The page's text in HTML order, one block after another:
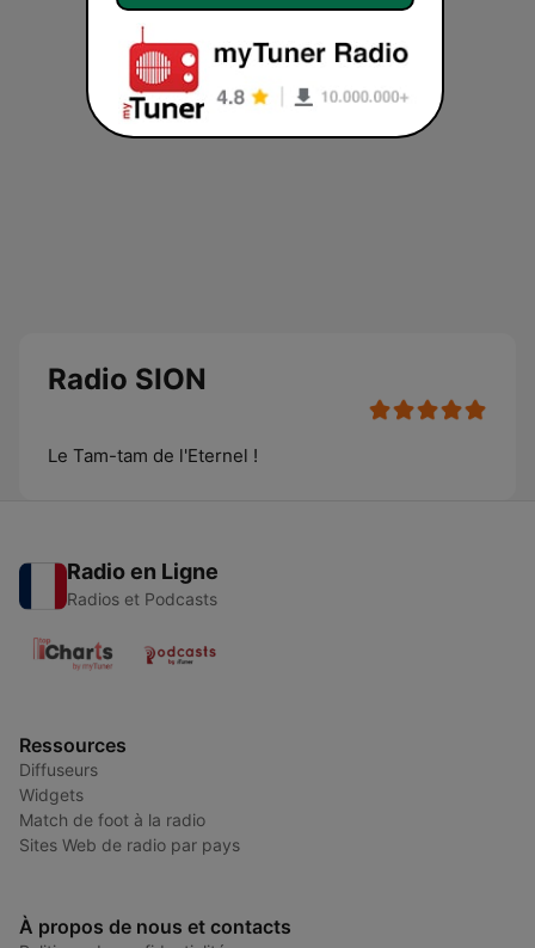
Radio SION
Le Tam-tam de l'Eternel !
Radio en Ligne
Radios et Podcasts
Ressources
Diffuseurs
Widgets
Match de foot à la radio
Sites Web de radio par pays
À propos de nous et contacts